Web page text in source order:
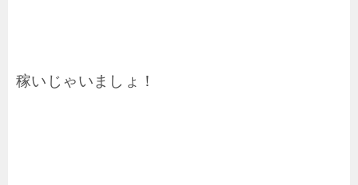
稼いじゃいましょ！